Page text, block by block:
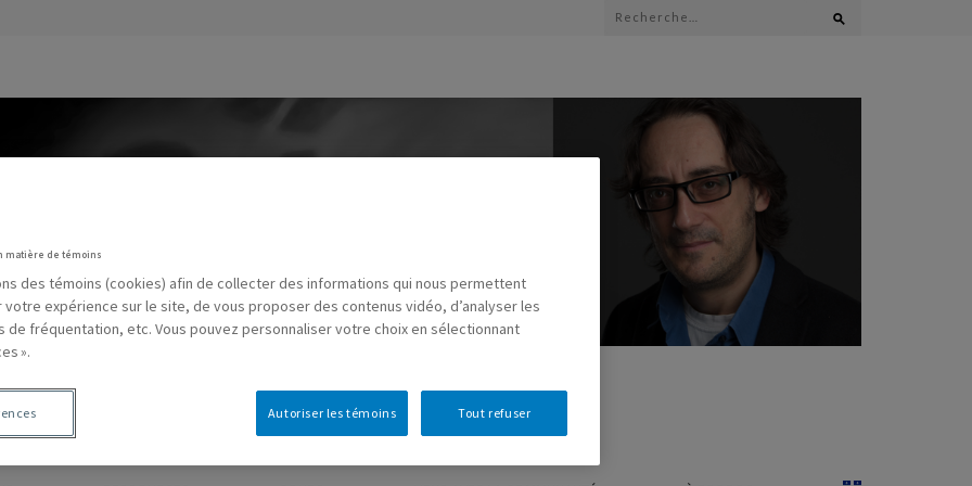
Rechercher :
matière de témoins
des témoins (cookies) afin de collecter des informations qui nous permettent
votre expérience sur le site, de vous proposer des contenus vidéo, d’analyser les
de fréquentation, etc. Vous pouvez personnaliser votre choix en sélectionnant
».
Tout refuser
Autoriser les témoins